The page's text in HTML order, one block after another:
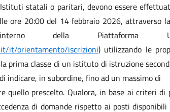
statali o paritari, devono essere
ore 20:00 del 14 febbraio 2026, attraverso
della Piattaforma
it/orientamento/iscrizioni) utilizzando le
prima classe di un istituto di istruzione
indicare, in subordine, fino ad un massimo di
prescelto. Qualora, in base ai criteri di
di domande rispetto ai posti